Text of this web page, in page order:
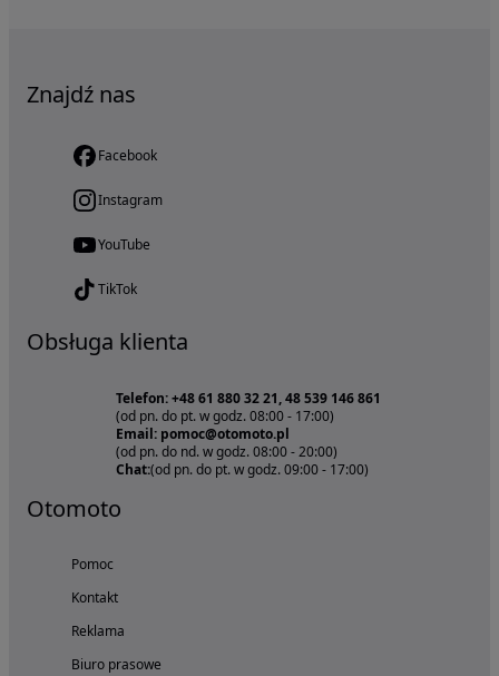
Znajdź nas
Facebook
Instagram
YouTube
TikTok
Obsługa klienta
Telefon: +48 61 880 32 21, 48 539 146 861
(od pn. do pt. w godz. 08:00 - 17:00)
Email: pomoc@otomoto.pl
(od pn. do nd. w godz. 08:00 - 20:00)
Chat:(od pn. do pt. w godz. 09:00 - 17:00)
Otomoto
Pomoc
Kontakt
Reklama
Biuro prasowe